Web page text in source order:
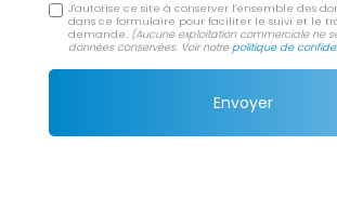
J'autorise ce site à conserver l'ensemble des
dans ce formulaire pour faciliter le suivi et le
demande. (Aucune exploitation commerciale ne
données conservées. Voir notrepolitique de